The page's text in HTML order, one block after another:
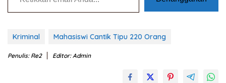
Kriminal Mahasiswi Cantik Tipu 220 Orang
Penulis: Re2 Editor: Admin